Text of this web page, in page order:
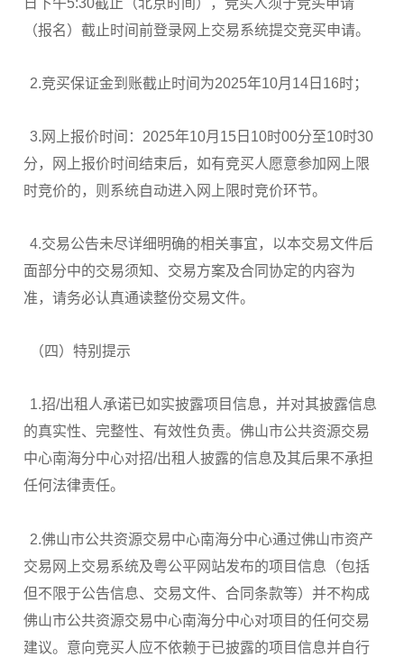
日下午5:30截止（北京时间），竞买人须于竞买申请
（报名）截止时间前登录网上交易系统提交竞买申请。
2.竞买保证金到账截止时间为2025年10月14日16时；
3.网上报价时间：2025年10月15日10时00分至10时30
分，网上报价时间结束后，如有竞买人愿意参加网上限
时竞价的，则系统自动进入网上限时竞价环节。
4.交易公告未尽详细明确的相关事宜，以本交易文件后
面部分中的交易须知、交易方案及合同协定的内容为
准，请务必认真通读整份交易文件。
（四）特别提示
1.招/出租人承诺已如实披露项目信息，并对其披露信息
的真实性、完整性、有效性负责。佛山市公共资源交易
中心南海分中心对招/出租人披露的信息及其后果不承担
任何法律责任。
2.佛山市公共资源交易中心南海分中心通过佛山市资产
交易网上交易系统及粤公平网站发布的项目信息（包括
但不限于公告信息、交易文件、合同条款等）并不构成
佛山市公共资源交易中心南海分中心对项目的任何交易
建议。意向竞买人应不依赖于已披露的项目信息并自行